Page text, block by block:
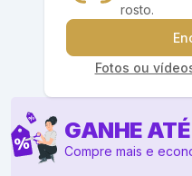
rosto.
Fotos ou
GANHE ATÉ
Compre mais e